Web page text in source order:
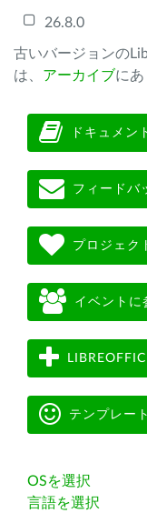
26.8.0
古いバージョンの
は、 アーカイブに
ドキュメン
フィードバ
プロジェク
イベントに
テンプレー
OSを選択
言語を選択